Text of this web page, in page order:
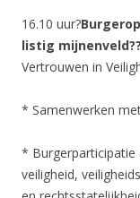
16.10 uur?
listig mijnenveld??
Vertrouwen in
* Samenwerken
* Burgerparticipatie
veiligheid,